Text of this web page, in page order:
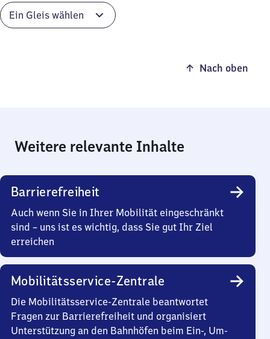
Nach oben
Weitere relevante Inhalte
Barrierefreiheit
Auch wenn Sie in Ihrer Mobilität eingeschränkt
sind – uns ist es wichtig, dass Sie gut Ihr Ziel
erreichen
Mobilitätsservice-Zentrale
Die Mobilitätsservice-Zentrale beantwortet
Fragen zur Barrierefreiheit und organisiert
Unterstützung an den Bahnhöfen beim Ein-, Um-